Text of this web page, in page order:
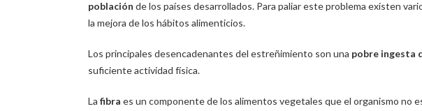
población de los países desarrollados. Para paliar este problema existen
la mejora de los hábitos alimenticios.
Los principales desencadenantes del estreñimiento son una pobre ingesta
suficiente actividad física.
La fibra es un componente de los alimentos vegetales que el organismo no